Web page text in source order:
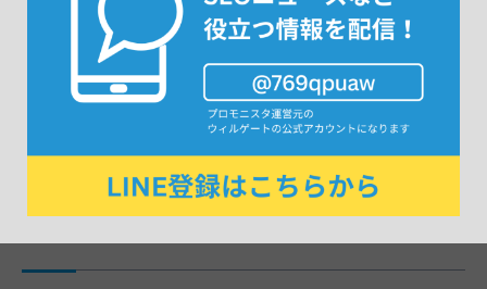
30秒で無料相談を申し込む
XMLサイトマップが必要な
Webサイトの例